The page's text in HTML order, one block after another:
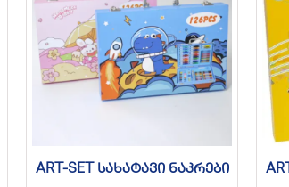
ART-SET სახატავი ნაკრები